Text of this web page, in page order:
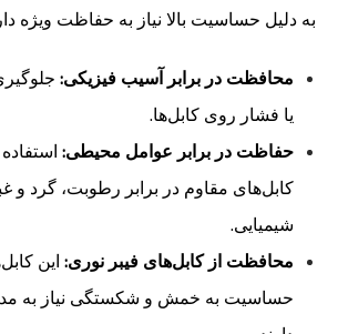
به دلیل حساسیت بالا نیاز به حفاظت ویژه
محافظت در برابر آسیب فیزیکی:
یا فشار روی کابل‌ها.
حفاظت در برابر عوامل محیطی:
کابل‌های مقاوم در برابر رطوبت، گرد و
شیمیایی.
محافظت از کابل‌های فیبر نوری: این
حساسیت به خمش و شکستگی نیاز به